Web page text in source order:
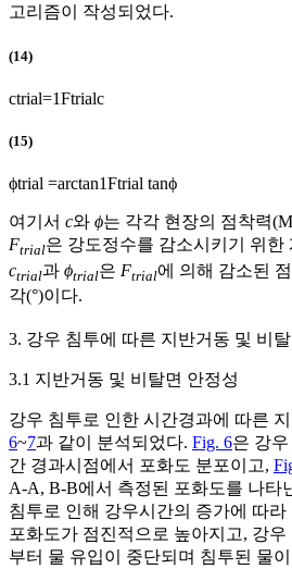
고리즘이 작성되었다.
(14)
ctrial=1Ftrialc
(15)
ϕtrial =arctan1Ftrial tanϕ
여기서 c와 ϕ는 각각 현장의 점착력
Ftrial은 강도정수를 감소시키기 위한
ctrial과 ϕtrial은 Ftrial에 의해 감소된
각(°)이다.
3. 강우 침투에 따른 지반거동 및 비
3.1 지반거동 및 비탈면 안정성
강우 침투로 인한 시간경과에 따른
6~7과 같이 분석되었다. Fig. 6은 강우
간 경과시점에서 포화도 분포이고,
A-A, B-B에서 측정된 포화도를 나타
침투로 인해 강우시간의 증가에 따
포화도가 점진적으로 높아지고, 강
부터 물 유입이 중단되며 침투된 물